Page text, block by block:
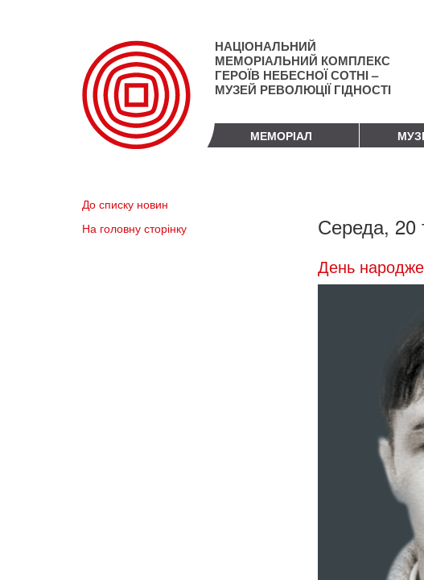
НАЦІОНАЛЬНИЙ
МЕМОРІАЛЬНИЙ КОМПЛЕКС
ГЕРОЇВ НЕБЕСНОЇ СОТНІ –
МУЗЕЙ РЕВОЛЮЦІЇ ГІДНОСТІ
МЕМОРІАЛ
До списку новин
На головну сторінку
Середа, 20
День